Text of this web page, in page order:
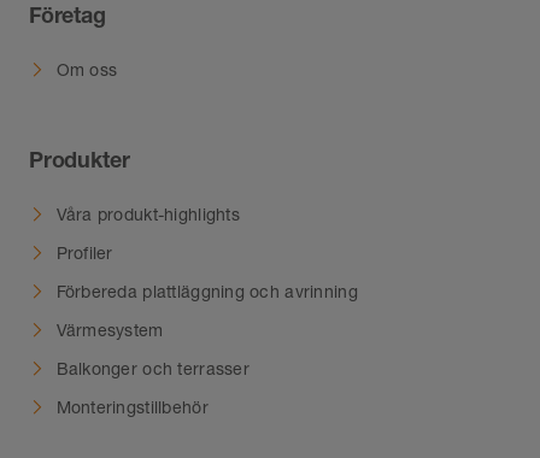
Företag
Om oss
Produkter
Våra produkt-highlights
Profiler
Förbereda plattläggning och avrinning
Värmesystem
Balkonger och terrasser
Monteringstillbehör